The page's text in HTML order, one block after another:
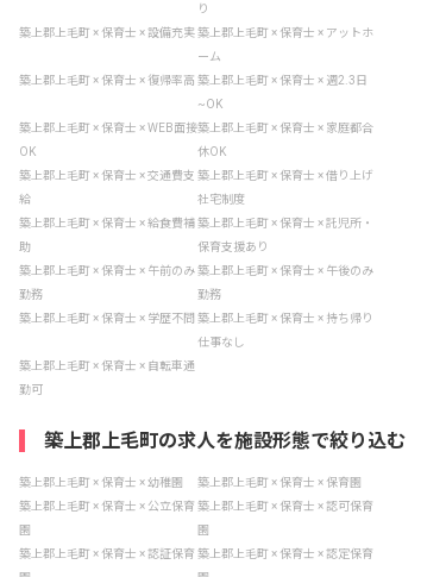
り
築上郡上毛町 × 保育士 × 設備充実築上郡上毛町 × 保育士 × アットホ
ーム
築上郡上毛町 × 保育士 × 復帰率高 築上郡上毛町 × 保育士 × 週2.3日
~OK
築上郡上毛町 × 保育士 × WEB面接
OK
築上郡上毛町 × 保育士 × 家庭都合
休OK
築上郡上毛町 × 保育士 × 交通費支
給
築上郡上毛町 × 保育士 × 借り上げ
社宅制度
築上郡上毛町 × 保育士 × 給食費補
助
築上郡上毛町 × 保育士 × 託児所・
保育支援あり
築上郡上毛町 × 保育士 × 午前のみ
勤務
築上郡上毛町 × 保育士 × 午後のみ
勤務
築上郡上毛町 × 保育士 × 学歴不問 築上郡上毛町 × 保育士 × 持ち帰り
仕事なし
築上郡上毛町 × 保育士 × 自転車通
勤可
築上郡上毛町の求人を施設形態で絞り込む
築上郡上毛町 × 保育士 × 幼稚園
築上郡上毛町 × 保育士 × 保育園
築上郡上毛町 × 保育士 × 公立保育
園
築上郡上毛町 × 保育士 × 認可保育
園
築上郡上毛町 × 保育士 × 認証保育 築上郡上毛町 × 保育士 × 認定保育